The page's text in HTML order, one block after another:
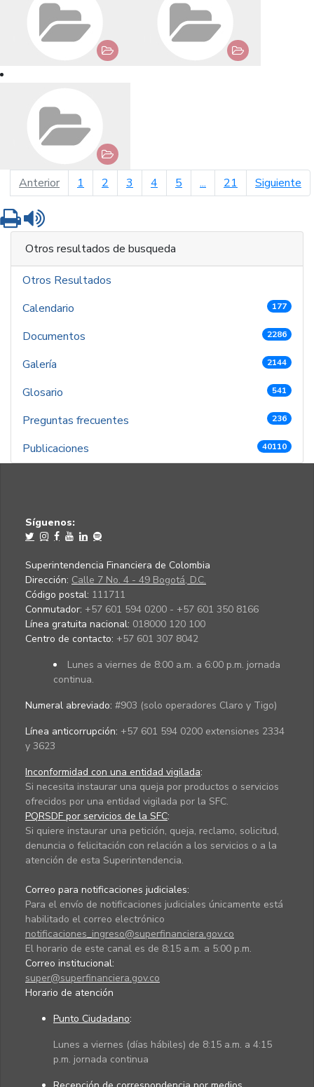
Anteriorpágina anterior
1 2 3 4 5 ... 21 Siguiente
Imprimir
Otros resultados de busqueda
Otros Resultados
Calendario
177
Documentos 2286
Galería 2144
Glosario 541
Preguntas frecuentes 236
Publicaciones 40110
Síguenos:
Superintendencia Financiera de Colombia
Dirección: Calle 7 No. 4 - 49 Bogotá, D.C.
Código postal: 111711
Conmutador: +57 601 594 0200 - +57 601 350 8166
Línea gratuita nacional: 018000 120 100
Centro de contacto: +57 601 307 8042
Lunes a viernes de 8:00 a.m. a 6:00 p.m. jornada
continua.
Numeral abreviado: #903 (solo operadores Claro y Tigo)
Línea anticorrupción: +57 601 594 0200 extensiones 2334
y 3623
Inconformidad con una entidad vigilada:
Si necesita instaurar una queja por productos o servicios
ofrecidos por una entidad vigilada por la SFC.
PQRSDF por servicios de la SFC:
Si quiere instaurar una petición, queja, reclamo, solicitud,
denuncia o felicitación con relación a los servicios o a la
atención de esta Superintendencia.
Correo para notificaciones judiciales:
Para el envío de notificaciones judiciales únicamente está
habilitado el correo electrónico
notificaciones_ingreso@superfinanciera.gov.co
El horario de este canal es de 8:15 a.m. a 5:00 p.m.
Correo institucional:
super@superfinanciera.gov.co
Horario de atención
Punto Ciudadano:
Lunes a viernes (días hábiles) de 8:15 a.m. a 4:15
p.m. jornada continua